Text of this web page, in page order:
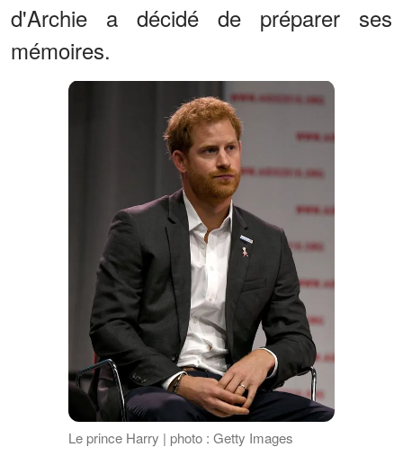
d'Archie a décidé de préparer ses
mémoires.
Le prince Harry | photo : Getty Images